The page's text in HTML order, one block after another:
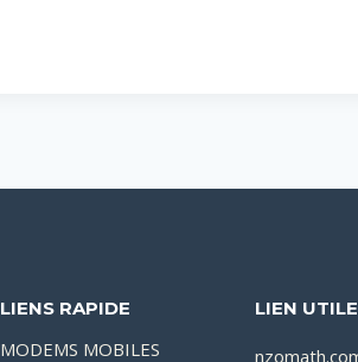
LIENS RAPIDE
MODEMS MOBILES
LIEN UTILE